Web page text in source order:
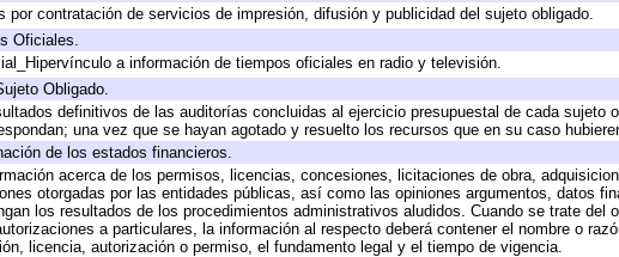
contratación de servicios de impresión, difusión y publicidad del sujeto obligado.
Oficiales.
a información de tiempos oficiales en radio y televisión.
Obligado.
definitivos de las auditorías concluidas al ejercicio presupuestal de cada sujeto
una vez que se hayan agotado y resuelto los recursos que en su caso
de los estados financieros.
acerca de los permisos, licencias, concesiones, licitaciones de obra,
otorgadas por las entidades públicas, así como las opiniones argumentos, datos
los resultados de los procedimientos administrativos aludidos. Cuando se trate del
a particulares, la información al respecto deberá contener el nombre o
licencia, autorización o permiso, el fundamento legal y el tiempo de vigencia.